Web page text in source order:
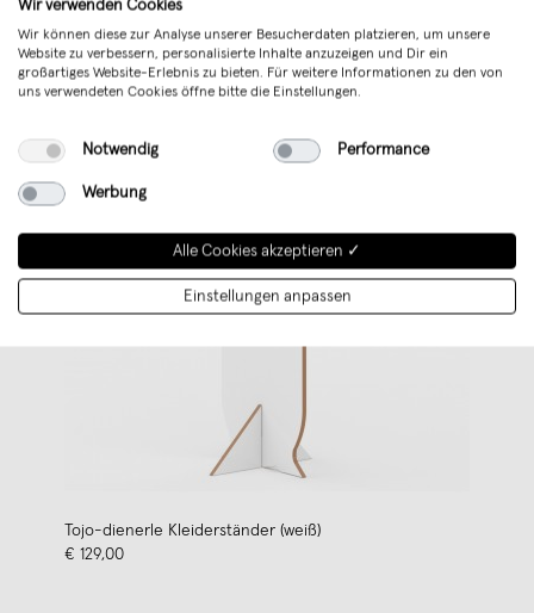
Tojo-dienerle Kleiderständer (weiß)
€ 129,00
Wir verwenden Cookies
Wir können diese zur Analyse unserer Besucherdaten platzieren, um unsere
Website zu verbessern, personalisierte Inhalte anzuzeigen und Dir ein
großartiges Website-Erlebnis zu bieten. Für weitere Informationen zu den von
uns verwendeten Cookies öffne bitte die Einstellungen.
Notwendig Performance
Werbung
Alle Cookies akzeptieren ✓
Einstellungen anpassen